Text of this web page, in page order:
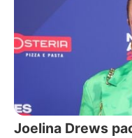
Joelina Drews